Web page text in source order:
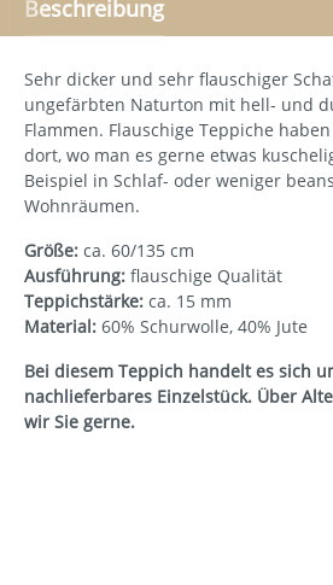
Beschreibung
Sehr dicker und sehr flauschiger
ungefärbten Naturton mit hell- und
Flammen. Flauschige Teppiche
dort, wo man es gerne etwas
Beispiel in Schlaf- oder weniger
Wohnräumen.
Größe: ca. 60/135 cm
Ausführung: flauschige Qualität
Teppichstärke: ca. 15 mm
Material: 60% Schurwolle, 40% Jute
Bei diesem Teppich handelt es sich
nachlieferbares Einzelstück. Über
wir Sie gerne.